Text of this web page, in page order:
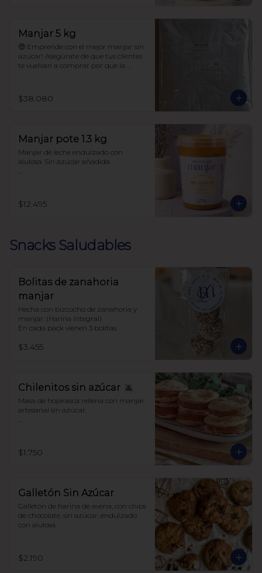
Frasco 380 gr
Manjar 5 kg
🤑 Emprende con el mejor manjar sin
azúcar! Asegúrate de que tus clientes
te vuelvan a comprar por que la
Sin maltitol ni polioles.
$38.080
Manjar pote 1.3 kg
Manjar de leche endulzado con
alulosa. Sin azúcar añadida
99.9% endulzado con alulosa
$12.495
Snacks Saludables
Bolitas de zanahoria
manjar
Hecha con bizcocho de zanahoria y
manjar. (Harina integral)
En cada pack vienen 3 bolitas.
$3.455
Chilenitos sin azúcar
Masa de hojarasca rellena con manjar
artesanal sin azúcar.
$1.750
Galletón Sin Azúcar
Galletón de harina de avena, con chips
de chocolate, sin azúcar, endulzado
con alulosa.
$2.190